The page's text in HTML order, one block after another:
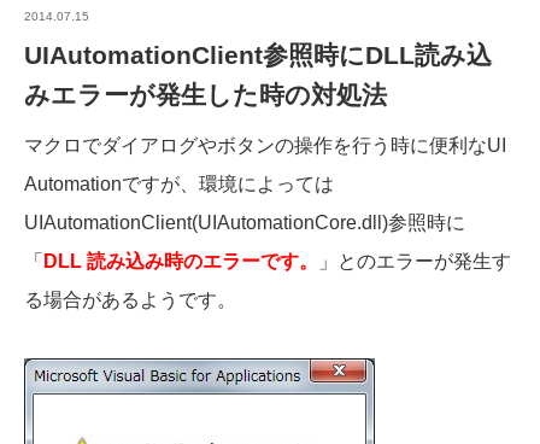
2014.07.15
UIAutomationClient参照時にDLL読み込
みエラーが発生した時の対処法
マクロでダイアログやボタンの操作を行う時に便利なUI
Automationですが、環境によっては
UIAutomationClient(UIAutomationCore.dll)参照時に
「 DLL 読み込み時のエラーです。
」とのエラーが発生す
る場合があるようです。